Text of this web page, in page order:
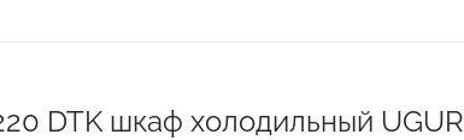
DTK шкаф холодильный UGUR